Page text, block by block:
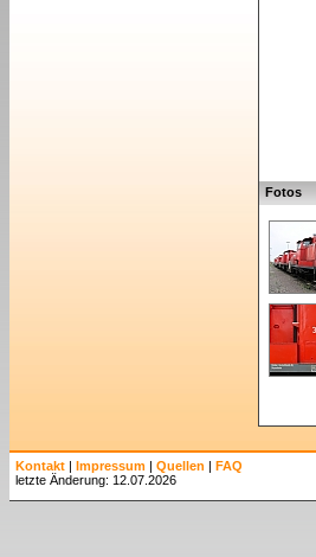
Fotos
Kontakt | Impressum | Quellen | FAQ
letzte Änderung: 12.07.2026